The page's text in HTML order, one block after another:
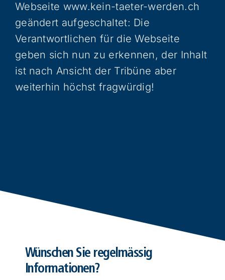
Webseite www.kein-taeter-werden.ch
geändert aufgeschaltet: Die
Verantwortlichen für die Webseite
geben sich nun zu erkennen, der Inhalt
ist nach Ansicht der Tribüne aber
weiterhin höchst fragwürdig!
Wünschen Sie regelmässig
Informationen?